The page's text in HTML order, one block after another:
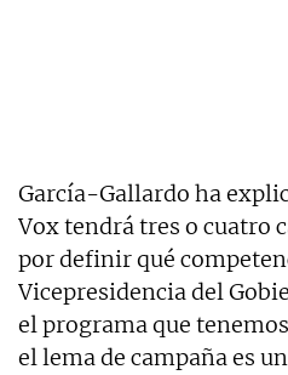
García-Gallardo ha
Vox tendrá tres o cuatro
por definir qué
Vicepresidencia del
el programa que
el lema de campaña es